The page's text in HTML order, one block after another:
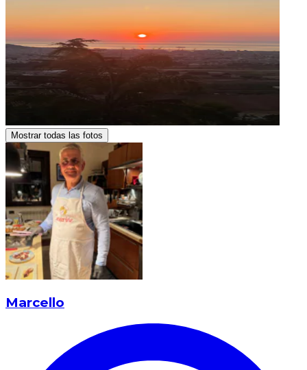
Mostrar todas las fotos
Marcello